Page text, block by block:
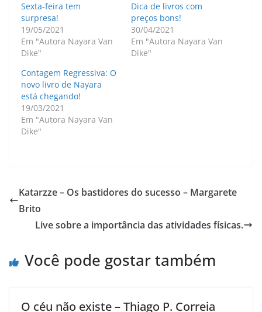
Sexta-feira tem
surpresa!
19/05/2021
Em "Autora Nayara Van
Dike"
Dica de livros com
preços bons!
30/04/2021
Em "Autora Nayara Van
Dike"
Contagem Regressiva: O
novo livro de Nayara
está chegando!
19/03/2021
Em "Autora Nayara Van
Dike"
Katarzze – Os bastidores do sucesso – Margarete
Brito
Live sobre a importância das atividades físicas.
Você pode gostar também
O céu não existe – Thiago P. Correia